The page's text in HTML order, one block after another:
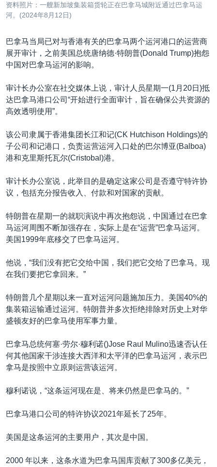
美国之音专访
台海两岸关系
南中国海争端
关注西藏
关注新疆
其他语言网站
资料照片：一艘新加坡集装箱货轮正在巴拿马城附近通过巴拿马运
河。(2024年8月12日)
巴拿马当局已对与香港有关的巴拿马两个运河港口的运营商
展开审计，之前美国总统唐纳德·特朗普(Donald Trump)抱怨
中国对巴拿马运河的影响。
审计长办公室在社交媒体上说，审计人员星期一(1月20日)抵
达巴拿马港口公司“开始进行全面审计，旨在确保公共资源的
高效透明使用”。
该公司隶属于香港集团长江和记(CK Hutchison Holdings)的
子公司和记港口，负责运营运河入口处的巴尔博亚(Balboa)
港和克里斯托瓦尔(Cristobal)港。
审计长办公室说，此举目的是确定这家公司是否遵守特许协
议，包括充分报告收入、付款和对国家的贡献。
特朗普在星期一的就职演说中再次抱怨说，中国通过在巴拿
马运河周围不断加强存在，实际上是在“运营”巴拿马运河。
美国1999年底移交了巴拿马运河。
他说，“我们没有把它交给中国，我们把它交给了巴拿马。现
在我们要把它拿回来。”
特朗普几个星期以来一直对运河问题施加压力。美国40%的
集装箱运输通过运河。特朗普并多次拒绝排除对历史上对华
盛顿友好的巴拿马使用军事力量。
巴拿马总统何塞·劳尔·穆利诺()Jose Raul Mulino迅速否认任
何其他国家干涉连接大西洋和太平洋的巴拿马运河，表示巴
拿马是按照中立原则运营该运河。
穆利诺说，“这条运河现在是、将来仍然是巴拿马的。”
巴拿马港口公司的特许协议2021年延长了25年。
美国是这条运河的主要用户，其次是中国。
2000 年以来，这条水道为巴拿马国库贡献了300多亿美元，